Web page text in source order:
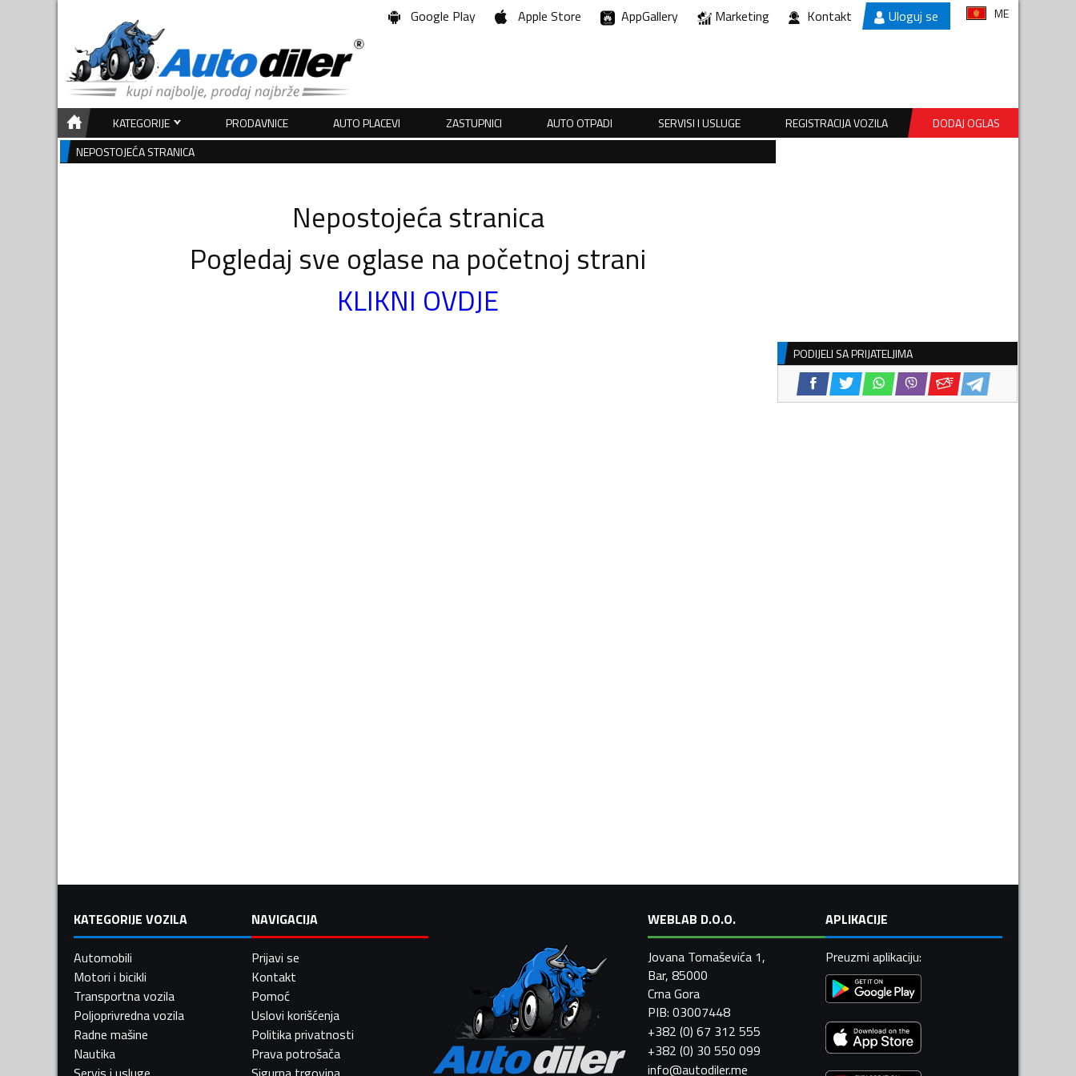
Google Play Apple Store AppGallery Marketing Kontakt Uloguj se ME
KATEGORIJE PRODAVNICE AUTO PLACEVI ZASTUPNICI AUTO OTPADI SERVISI I USLUGE REGISTRACIJA VOZILA
DODAJ OGLAS
NEPOSTOJEĆA STRANICA
Nepostojeća stranica
Pogledaj sve oglase na početnoj strani
KLIKNI OVDJE
PODIJELI SA PRIJATELJIMA
KATEGORIJE VOZILA
Automobili
Motori i bicikli
Transportna vozila
Poljoprivredna vozila
Radne mašine
Nautika
NAVIGACIJA
Prijavi se
Kontakt
Pomoć
Uslovi korišćenja
Politika privatnosti
Prava potrošača
WEBLAB D.O.O.
Jovana Tomaševića 1,
Bar, 85000
Crna Gora
PIB: 03007448
+382 (0) 67 312 555
+382 (0) 30 550 099
info@autodiler.me
APLIKACIJE
Preuzmi aplikaciju: